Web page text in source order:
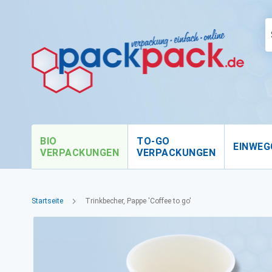
BIO
VERPACKUNGEN
TO-GO
VERPACKUNGEN
Startseite Trinkbecher, Pappe 'Coffee to go'